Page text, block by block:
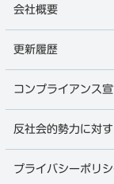
会社概要
更新履歴
コンプライアンス
反社会的勢力に対
プライバシーポリ